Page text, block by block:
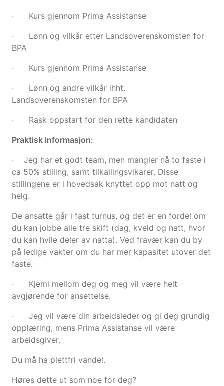
· Kurs gjennom Prima Assistanse
· Lønn og vilkår etter Landsoverenskomsten for
BPA
· Kurs gjennom Prima Assistanse
· Lønn og andre vilkår ihht.
Landsoverenskomsten for BPA
· Rask oppstart for den rette kandidaten
Praktisk informasjon:
· Jeg har et godt team, men mangler nå to faste i
ca 50% stilling, samt tilkallingsvikarer. Disse
stillingene er i hovedsak knyttet opp mot natt og
helg.
De ansatte går i fast turnus, og det er en fordel om
du kan jobbe alle tre skift (dag, kveld og natt, hvor
du kan hvile deler av natta). Ved fravær kan du by
på ledige vakter om du har mer kapasitet utover det
faste.
· Kjemi mellom deg og meg vil være helt
avgjørende for ansettelse.
· Jeg vil være din arbeidsleder og gi deg grundig
opplæring, mens Prima Assistanse vil være
arbeidsgiver.
Du må ha plettfri vandel.
Høres dette ut som noe for deg?